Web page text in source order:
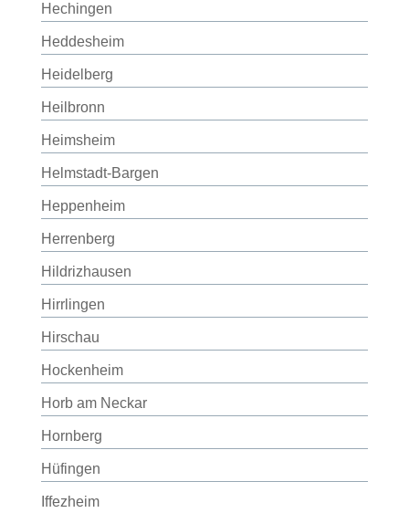
Hechingen
Heddesheim
Heidelberg
Heilbronn
Heimsheim
Helmstadt-Bargen
Heppenheim
Herrenberg
Hildrizhausen
Hirrlingen
Hirschau
Hockenheim
Horb am Neckar
Hornberg
Hüfingen
Iffezheim